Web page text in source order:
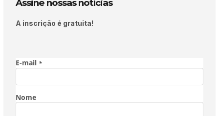
Assine nossas notícias
A inscrição é gratuita!